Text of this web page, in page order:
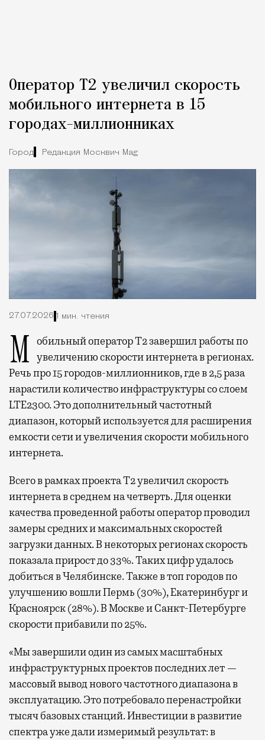
Оператор Т2 увеличил скорость
мобильного интернета в 15
городах-миллионниках
Город Редакция Москвич Mag
27.07.2026 1 мин. чтения
Мобильный оператор Т2 завершил работы по увеличению скорости интернета в регионах.
Речь про 15 городов-миллионников, где в 2,5 раза
нарастили количество инфраструктуры со слоем
LTE2300. Это дополнительный частотный
диапазон, который используется для расширения
емкости сети и увеличения скорости мобильного
интернета.
Всего в рамках проекта Т2 увеличил скорость
интернета в среднем на четверть. Для оценки
качества проведенной работы оператор проводил
замеры средних и максимальных скоростей
загрузки данных. В некоторых регионах скорость
показала прирост до 33%. Таких цифр удалось
добиться в Челябинске. Также в топ городов по
улучшению вошли Пермь (30%), Екатеринбург и
Красноярск (28%). В Москве и Санкт-Петербурге
скорости прибавили по 25%.
«Мы завершили один из самых масштабных
инфраструктурных проектов последних лет —
массовый вывод нового частотного диапазона в
эксплуатацию. Это потребовало перенастройки
тысяч базовых станций. Инвестиции в развитие
спектра уже дали измеримый результат: в